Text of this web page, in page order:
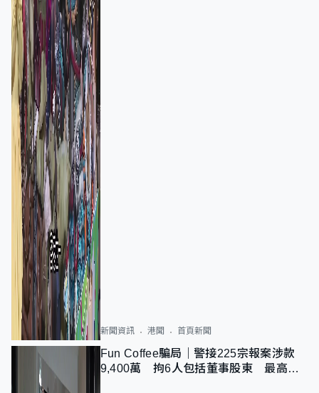
新聞資訊 港聞 首頁新聞
Fun Coffee騙局｜警接225宗報案涉款
9,400萬 拘6人包括董事股東 最高金